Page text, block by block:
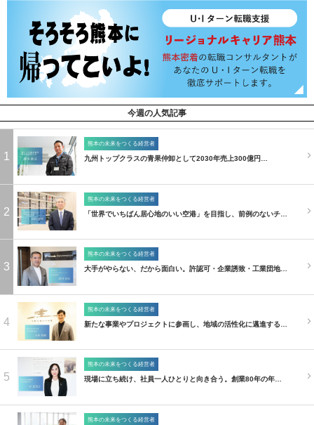
今週の人気記事
1
熊本の未来をつくる経営者
九州トップクラスの青果仲卸として2030年売上300億円…
2
熊本の未来をつくる経営者
「世界でいちばん居心地のいい空港」を目指し、前例のないチ…
3
熊本の未来をつくる経営者
大手がやらない、だから面白い。許認可・企業誘致・工業団地…
4
熊本の未来をつくる経営者
新たな事業やプロジェクトに参画し、地域の活性化に邁進する…
5
熊本の未来をつくる経営者
現場に立ち続け、社員一人ひとりと向き合う。創業80年の年…
熊本の未来をつくる経営者